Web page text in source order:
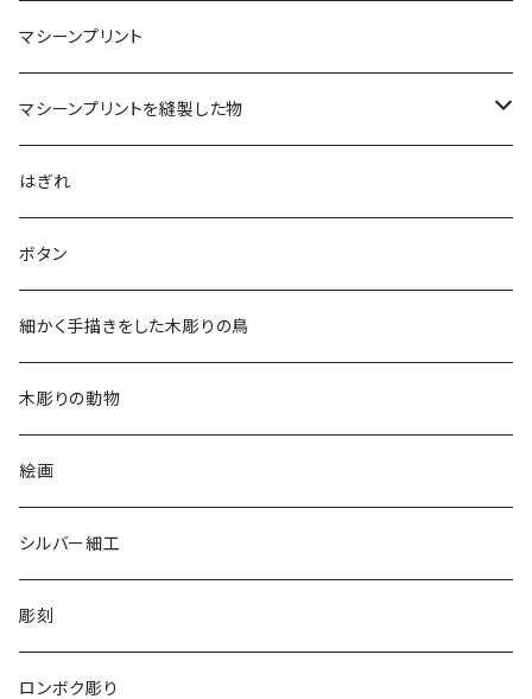
マシーンプリント
マシーンプリントを縫製した物
アロハシャツ
2018
2019
ドレスシャツ
チュニック
リバーシブル 帽子
リバーシブル エコバッグ
はぎれ
ボタン
細かく手描きをした木彫りの鳥
木彫りの動物
絵画
シルバー細工
彫刻
ロンボク彫り